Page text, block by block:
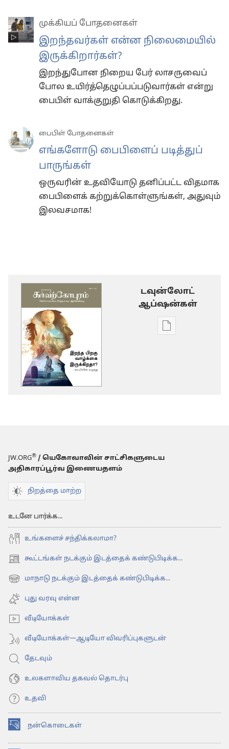
முக்கியப் போதனைகள்
இறந்தவர்கள் என்ன நிலைமையில்
இருக்கிறார்கள்?
இறந்துபோன நிறைய பேர் லாசருவைப்
போல உயிர்த்தெழுப்பப்படுவார்கள் என்று
பைபிள் வாக்குறுதி கொடுக்கிறது.
பைபிள் போதனைகள்
எங்களோடு பைபிளைப் படித்துப்
பாருங்கள்
ஒருவரின் உதவியோடு தனிப்பட்ட விதமாக
பைபிளைக் கற்றுக்கொள்ளுங்கள், அதுவும்
இலவசமாக!
டவுன்லோட்
ஆப்ஷன்கள்
டிஜிட்டல்
JW.ORG® / யெகோவாவின் சாட்சிகளுடைய
அதிகாரப்பூர்வ இணையதளம்
நிறத்தை மாற்ற
உடனே பார்க்க...
உங்களைச் சந்திக்கலாமா?
கூட்டங்கள் நடக்கும் இடத்தைக் கண்டுபிடிக்க...
(opens
new மாநாடு நடக்கும் இடத்தைக் கண்டுபிடிக்க...
(opens
new
window)
புது வரவு என்ன
வீடியோக்கள்
வீடியோக்கள்—ஆடியோ விவரிப்புகளுடன்
தேடவும்
உலகளாவிய தகவல் தொடர்பு
உதவி
நன்கொடைகள்
(opens
new